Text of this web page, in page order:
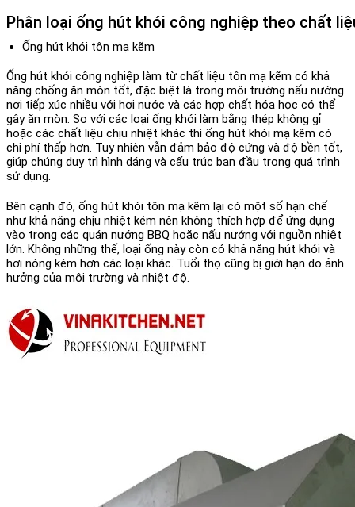
Phân loại ống hút khói công nghiệp theo chất
Ống hút khói tôn mạ kẽm
Ống hút khói công nghiệp làm từ chất liệu tôn mạ kẽm có khả
năng chống ăn mòn tốt, đặc biệt là trong môi trường nấu nướng
nơi tiếp xúc nhiều với hơi nước và các hợp chất hóa học có thể
gây ăn mòn. So với các loại ống khói làm bằng thép không gỉ
hoặc các chất liệu chịu nhiệt khác thì ống hút khói mạ kẽm có
chi phí thấp hơn. Tuy nhiên vẫn đảm bảo độ cứng và độ bền tốt,
giúp chúng duy trì hình dáng và cấu trúc ban đầu trong quá trình
sử dụng.
Bên cạnh đó, ống hút khói tôn mạ kẽm lại có một số hạn chế
như khả năng chịu nhiệt kém nên không thích hợp để ứng dụng
vào trong các quán nướng BBQ hoặc nấu nướng với nguồn nhiệt
lớn. Không những thế, loại ống này còn có khả năng hút khói và
hơi nóng kém hơn các loại khác. Tuổi thọ cũng bị giới hạn do ảnh
hưởng của môi trường và nhiệt độ.